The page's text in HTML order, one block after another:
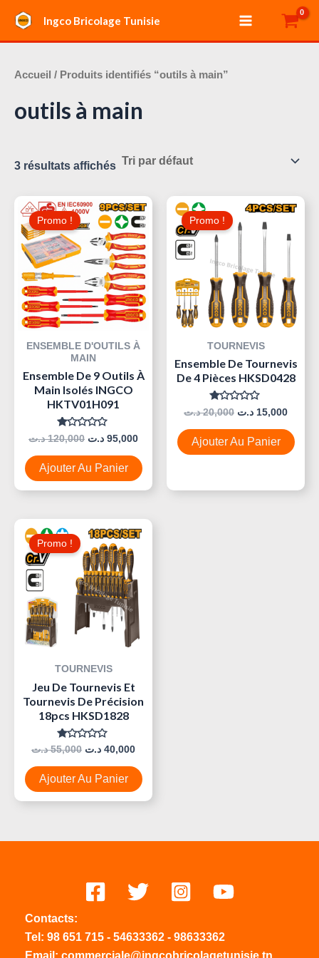
contenu
Ingco Bricolage Tunisie
Main
Menu
Accueil / Produits identifiés “outils à main”
outils à main
3 résultats affichés
Promo !
ENSEMBLE D'OUTILS À
MAIN
Ensemble De 9 Outils À
Main Isolés INGCO
HKTV01H091
Note
0
Sur
5
120,000 د.ت
Le
Prix
Initial
Était :
120,000 د.ت.
95,000 د.ت
Le
Prix
Actuel
Est :
95,000 د.ت.
Ajouter Au Panier
Promo !
TOURNEVIS
Ensemble De Tournevis
De 4 Pièces HKSD0428
Note
0
Sur
5
20,000 د.ت
Prix
Initial
Était :
15,000 د.ت
Le
Prix
Est :
Ajouter Au Panier
Promo !
TOURNEVIS
Jeu De Tournevis Et
Tournevis De Précision
18pcs HKSD1828
Note
Sur
5
55,000 د.ت
Prix
Initial
Était :
40,000 د.ت
Prix
Ajouter Au Panier
Contacts:
Tel: 98 651 715 - 54633362 - 98633362